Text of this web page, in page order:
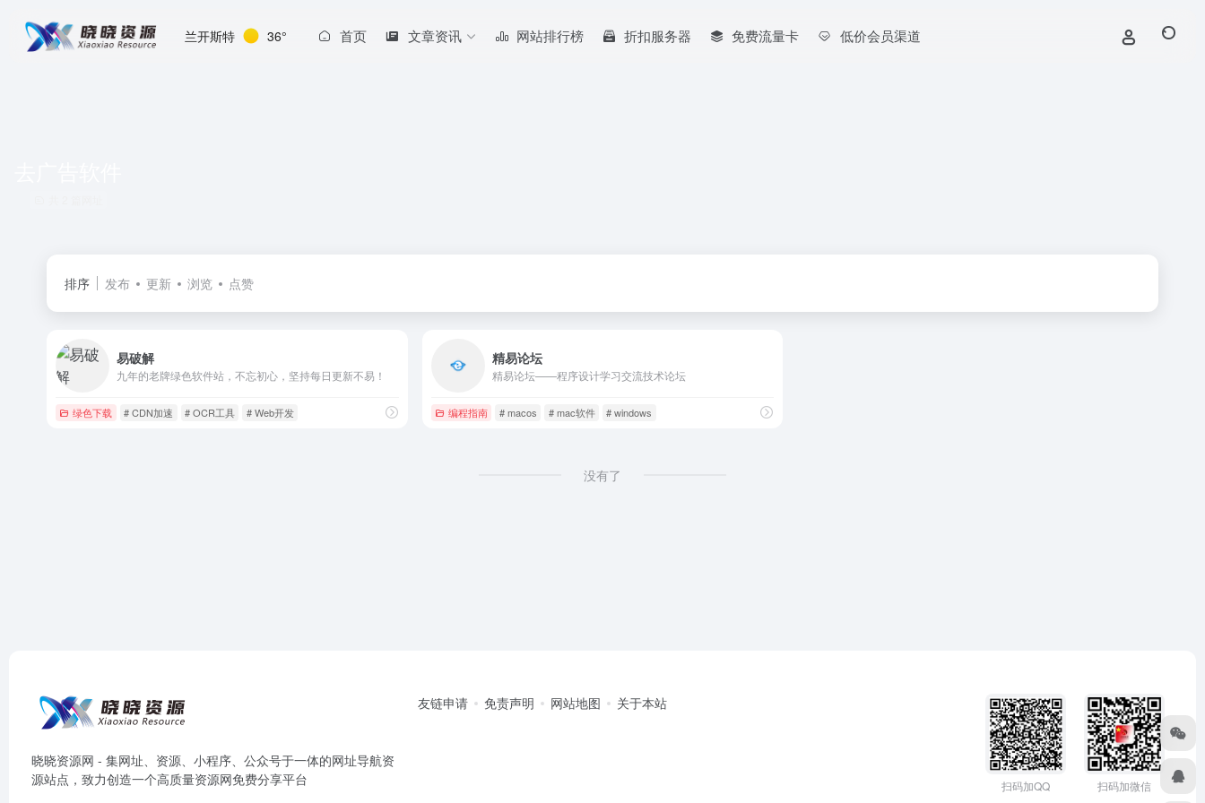
兰开斯特 36° 首页 文章资讯 网站排行榜 折扣服务器 免费流量卡 低价会员渠道
排序 发布 更新 浏览 点赞
易破解
九年的老牌绿色软件站，不忘初心，坚持每日更新不易！
绿色下载 # CDN加速 # OCR工具 # Web开发
精易论坛
精易论坛——程序设计学习交流技术论坛
编程指南 # macos # mac软件 # windows
没有了
晓晓资源网 - 集网址、资源、小程序、公众号于一体的网址导航资
源站点，致力创造一个高质量资源网免费分享平台
友链申请 免责声明 网站地图 关于本站
扫码加QQ 扫码加微信